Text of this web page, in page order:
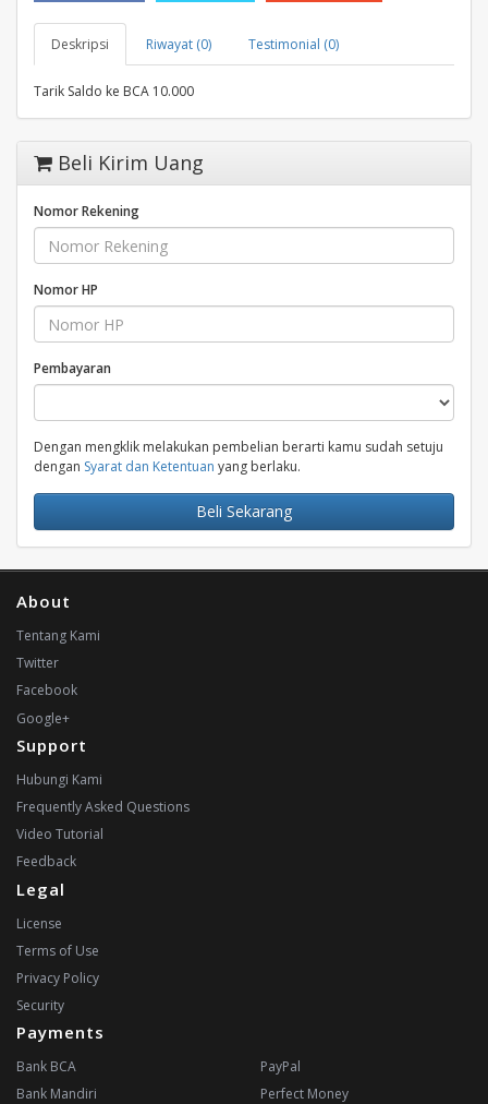
Deskripsi Riwayat (0) Testimonial (0)
Tarik Saldo ke BCA 10.000
Beli Kirim Uang
Nomor Rekening
Nomor HP
Pembayaran
Dengan mengklik melakukan pembelian berarti kamu sudah setuju
dengan Syarat dan Ketentuan yang berlaku.
Beli Sekarang
About
Tentang Kami
Twitter
Facebook
Google+
Support
Hubungi Kami
Frequently Asked Questions
Video Tutorial
Feedback
Legal
License
Terms of Use
Privacy Policy
Security
Payments
Bank BCA
Bank Mandiri
PayPal
Perfect Money